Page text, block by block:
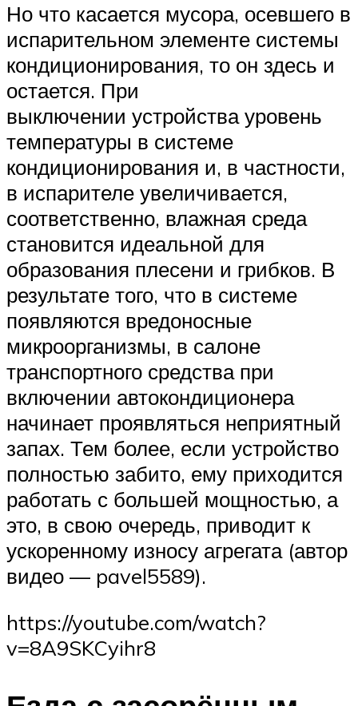
Но что касается мусора, осевшего в
испарительном элементе системы
кондиционирования, то он здесь и
остается. При
выключении устройства уровень
температуры в системе
кондиционирования и, в частности,
в испарителе увеличивается,
соответственно, влажная среда
становится идеальной для
образования плесени и грибков. В
результате того, что в системе
появляются вредоносные
микроорганизмы, в салоне
транспортного средства при
включении автокондиционера
начинает проявляться неприятный
запах. Тем более, если устройство
полностью забито, ему приходится
работать с большей мощностью, а
это, в свою очередь, приводит к
ускоренному износу агрегата (автор
видео — pavel5589).
https://youtube.com/watch?
v=8A9SKCyihr8